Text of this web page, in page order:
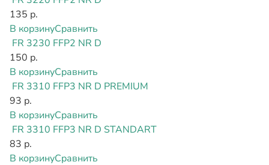
135 р.
В корзинуСравнить
FR 3230 FFP2 NR D
150 р.
В корзинуСравнить
FR 3310 FFP3 NR D PREMIUM
93 р.
В корзинуСравнить
FR 3310 FFP3 NR D STANDART
83 р.
В корзинуСравнить